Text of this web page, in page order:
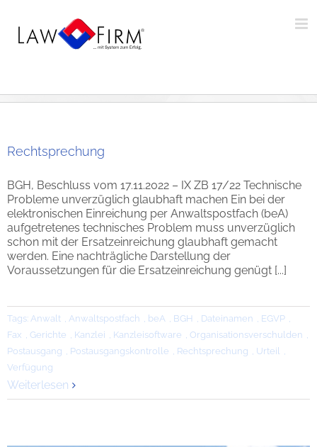
springen
Rechtsprechung
BGH, Beschluss vom 17.11.2022 – IX ZB 17/22 Technische
Probleme unverzüglich glaubhaft machen Ein bei der
elektronischen Einreichung per Anwaltspostfach (beA)
aufgetretenes technisches Problem muss unverzüglich
schon mit der Ersatzeinreichung glaubhaft gemacht
werden. Eine nachträgliche Darstellung der
Voraussetzungen für die Ersatzeinreichung genügt [...]
Tags: Anwalt , Anwaltspostfach , beA , BGH , Dateinamen , EGVP ,
Fax , Gerichte , Kanzlei , Kanzleisoftware , Organisationsverschulden ,
Postausgang , Postausgangskontrolle , Rechtsprechung , Urteil ,
Verfügung
Weiterlesen